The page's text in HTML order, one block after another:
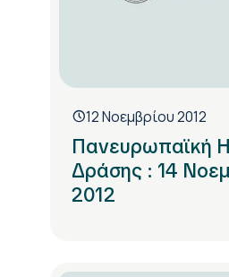
12 Νοεμβρίου 2012
Πανευρωπαϊκή
Δράσης : 14
2012